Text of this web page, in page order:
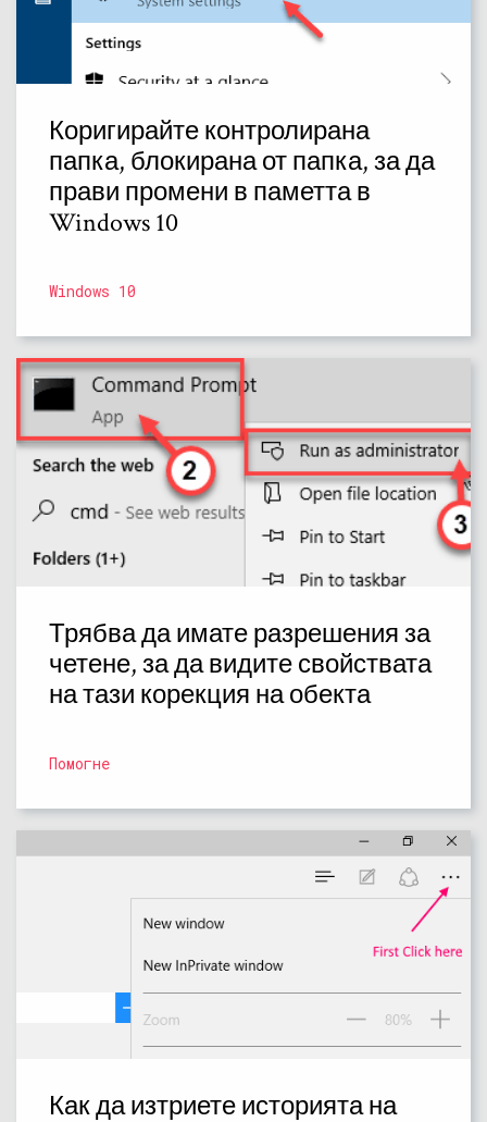
Коригирайте контролирана
папка, блокирана от папка, за да
прави промени в паметта в
Windows 10
Windows 10
Трябва да имате разрешения за
четене, за да видите свойствата
на тази корекция на обекта
Помогне
Как да изтриете историята на